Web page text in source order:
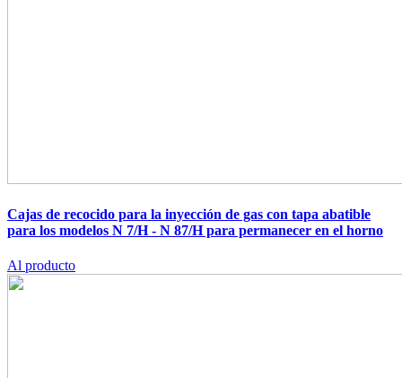
Cajas de recocido para la inyección de gas con tapa abatible
para los modelos N 7/H - N 87/H para permanecer en el horno
Al producto